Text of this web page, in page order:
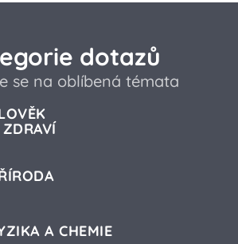
dotazů
se na oblíbená témata
A CHEMIE